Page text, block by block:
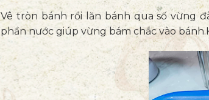
Vê tròn bánh rồi lăn bánh qua số vừng
phần nước giúp vừng bám chắc vào